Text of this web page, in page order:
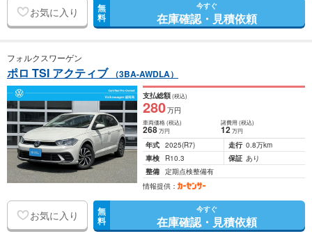
お気に入り 無
料
今すぐ
在庫確認・見積依頼
フォルクスワーゲン
ポロ TSI アクティブ （3BA-AWDLA）
支払総額(税込)
280万円
車両価格(税込)
268万円
諸費用 (税込)
12 万円
年式 2025(R7) 走行 0.8万km
車検
R10.3 保証 あり
整備 定期点検整備有
情報提供：
お気に入り 無
料
今すぐ
在庫確認・見積依頼